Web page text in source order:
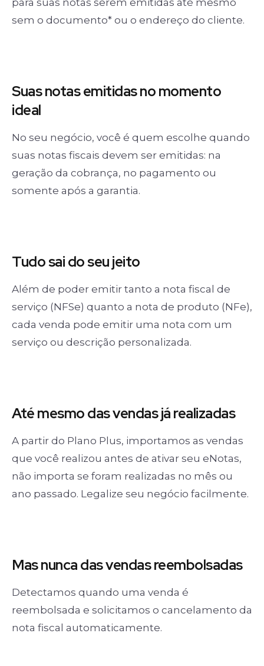
para suas notas serem emitidas até mesmo
sem o documento* ou o endereço do cliente.
Suas notasemitidas no momento
ideal
No seu negócio, você é quem escolhe quando
suas notas fiscais devem ser emitidas: na
geração da cobrança, no pagamento ou
somente após a garantia.
Tudo saido seu jeito
Além de poder emitir tanto a nota fiscal de
serviço (NFSe) quanto a nota de produto (NFe),
cada venda pode emitir uma nota com um
serviço ou descrição personalizada.
Até mesmo dasvendas já realizadas
A partir do Plano Plus, importamos as vendas
que você realizou antes de ativar seu eNotas,
não importa se foram realizadas no mês ou
ano passado. Legalize seu negócio facilmente.
Mas nuncadas vendasreembolsadas
Detectamos quando uma venda é
reembolsada e solicitamos o cancelamento da
nota fiscal automaticamente.